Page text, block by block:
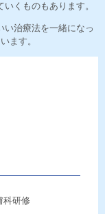
くものもあります。
い治療法を一緒になっ
ます。
科研修